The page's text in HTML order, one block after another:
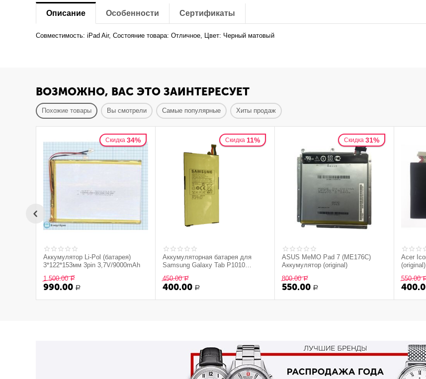
Описание Особенности Сертификаты
Совместимость: iPad Air, Состояние товара: Отличное, Цвет: Черный матовый
ВОЗМОЖНО, ВАС ЭТО ЗАИНТЕРЕСУЕТ
Похожие товары Вы смотрели Самые популярные Хиты продаж
Скидка 34%
Аккумулятор Li-Pol (батарея)
3*122*153мм 3pin 3,7V/9000mAh
1 500.00 Р
990.00 Р
Скидка 11%
Аккумуляторная батарея для
Samsung Galaxy Tab P1010
450.00 Р
400.00 Р
Скидка 31%
ASUS MeMO Pad 7 (ME176C)
Аккумулятор (original)
800.00 Р
550.00 Р
Acer
(original)
550.00